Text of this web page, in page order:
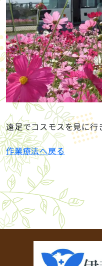
遠足でコスモスを見に行
作業療法へ戻る